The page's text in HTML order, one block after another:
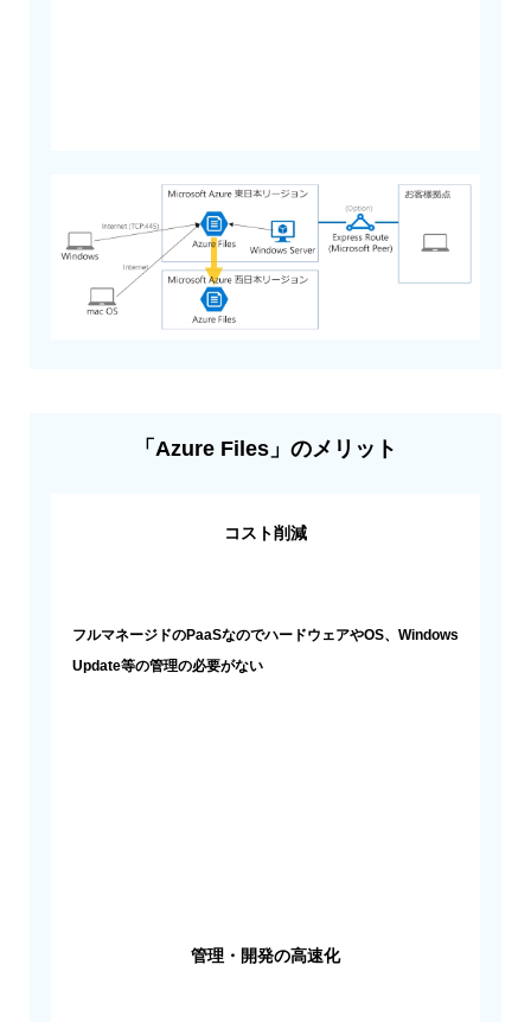
「Azure Files」のメリット
コスト削減
フルマネージドのPaaSなのでハードウェアやOS、Windows
Update等の管理の必要がない
管理・開発の高速化